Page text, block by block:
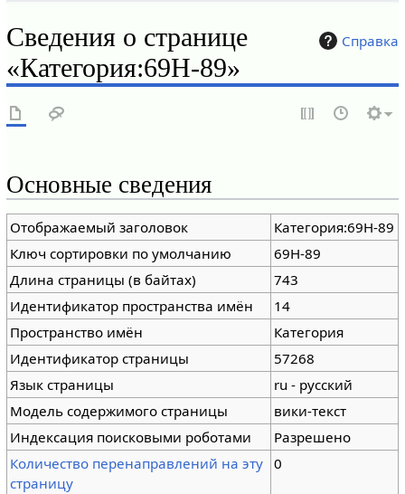
Справка
Сведения о странице
«Категория:69Н-89»
Основные сведения
Отображаемый заголовок
Категория:69Н-89
Ключ сортировки по умолчанию
69Н-89
Длина страницы (в байтах)
743
Идентификатор пространства имён
14
Пространство имён
Категория
Идентификатор страницы
57268
Язык страницы
ru - русский
Модель содержимого страницы
вики-текст
Индексация поисковыми роботами
Разрешено
Количество перенаправлений на эту
страницу
0